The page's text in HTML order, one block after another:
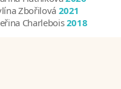
Zbořilová 2021
Charlebois2018